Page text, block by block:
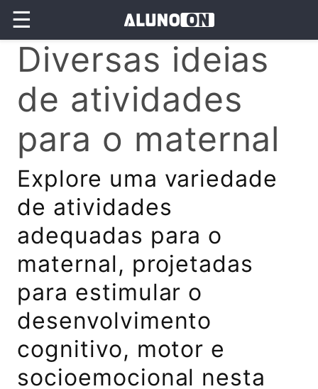
☰
Diversas ideias
de atividades
para o maternal
Explore uma variedade
de atividades
adequadas para o
maternal, projetadas
para estimular o
desenvolvimento
cognitivo, motor e
socioemocional nesta